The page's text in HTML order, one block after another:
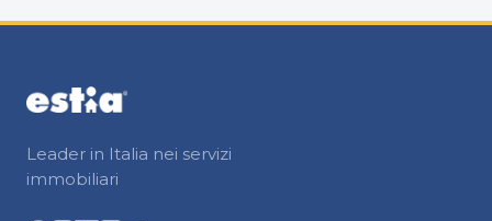
Leader in Italia nei servizi
immobiliari